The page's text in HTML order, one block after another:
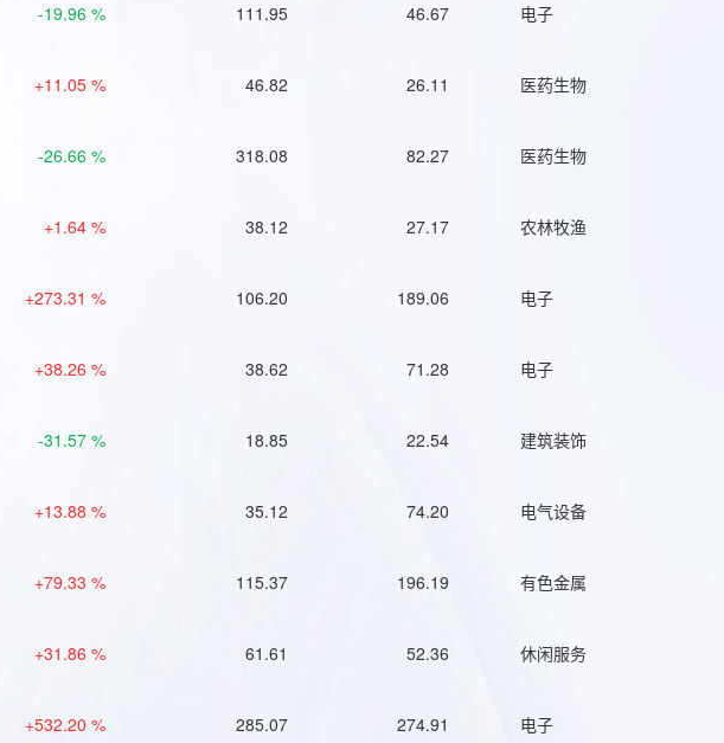
-19.96 % 111.95 46.67 电子
+11.05 % 46.82 26.11 医药生物
-26.66 % 318.08 82.27 医药生物
+1.64 % 38.12 27.17 农林牧渔
+273.31 % 106.20 189.06 电子
+38.26 % 38.62 71.28 电子
-31.57 % 18.85 22.54 建筑装饰
+13.88 % 35.12 74.20 电气设备
+79.33 % 115.37 196.19 有色金属
+31.86 % 61.61 52.36 休闲服务
+532.20 % 285.07 274.91 电子